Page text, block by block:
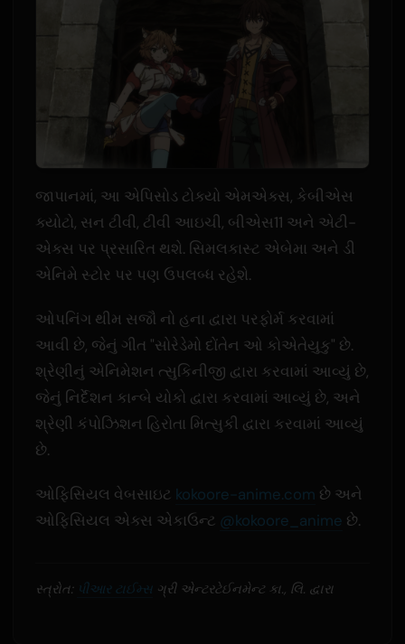
જાપાનમાં, આ એપિસોડ ટોક્યો એમએક્સ, કેબીએસ
ક્યોટો, સન ટીવી, ટીવી આઇચી, બીએસ11 અને એટી-
એક્સ પર પ્રસારિત થશે. સિમલકાસ્ટ એબેમા અને ડી
એનિમે સ્ટોર પર પણ ઉપલબ્ધ રહેશે.
ઓપનિંગ થીમ સજૌ નો હના દ્વારા પરફોર્મ કરવામાં
આવી છે, જેનું ગીત "સોરેડેમો દોંતેન ઓ કોએતેયુકુ" છે.
શ્રેણીનું એનિમેશન ત્સુકિનીજી દ્વારા કરવામાં આવ્યું છે,
જેનું નિર્દેશન કાન્બે યોકો દ્વારા કરવામાં આવ્યું છે, અને
શ્રેણી કંપોઝિશન હિરોતા મિત્સુકી દ્વારા કરવામાં આવ્યું
છે.
ઓફિસિયલ વેબસાઇટ kokoore-anime.com છે અને
ઓફિસિયલ એક્સ એકાઉન્ટ @kokoore_anime છે.
સ્ત્રોત: પીઆર ટાઈમ્સગ્રી એન્ટરટેઈનમેન્ટ કા., લિ. દ્વારા